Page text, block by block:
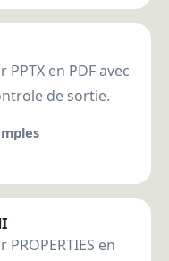
en PDF avec
de sortie.
en